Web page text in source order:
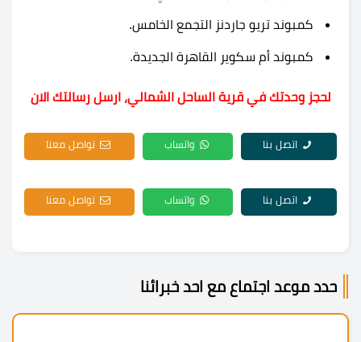
كمبوند تريو جاردنز التجمع الخامس.
كمبوند أم سكوير القاهرة الجديدة.
لحجز وحدتك في قرية الساحل الشمالي، ارسل رسالتك الان
اتصل بنا واتساب تواصل معنا
اتصل بنا واتساب تواصل معنا
حدد موعد اجتماع مع احد خبرائنا